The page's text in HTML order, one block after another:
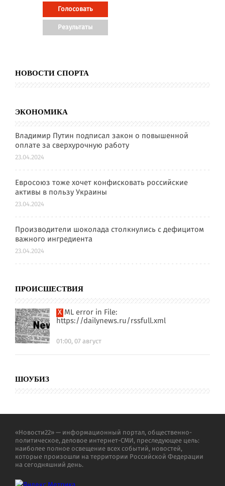
НОВОСТИ СПОРТА
ЭКОНОМИКА
Владимир Путин подписал закон о повышенной
оплате за сверхурочную работу
23.04.2024
Евросоюз тоже хочет конфисковать российские
активы в пользу Украины
23.04.2024
Производители шоколада столкнулись с дефицитом
важного ингредиента
23.04.2024
ПРОИСШЕСТВИЯ
XML error in File:
https://dailynews.ru/rssfull.xml
01:00, 07 август
ШОУБИЗ
«Новости22» — информационный портал, общественно-
политическое, деловое интернет-СМИ, преследующее цель:
наиболее полное освещение всех событий, новостей,
которые произошли на территории Российской Федерации
на сегодняшний день.